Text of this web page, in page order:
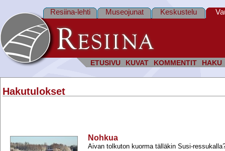
ETUSIVU KUVAT KOMMENTIT HAKU
Resiina-lehti Museojunat Keskustelu
Hakutulokset
Nohkua
Aivan tolkuton kuorma tälläkin Susi-​